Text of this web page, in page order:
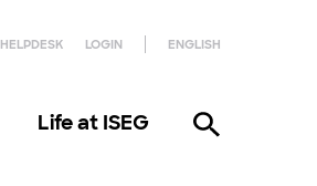
HELPDESK LOGIN ENGLISH
Life at ISEG